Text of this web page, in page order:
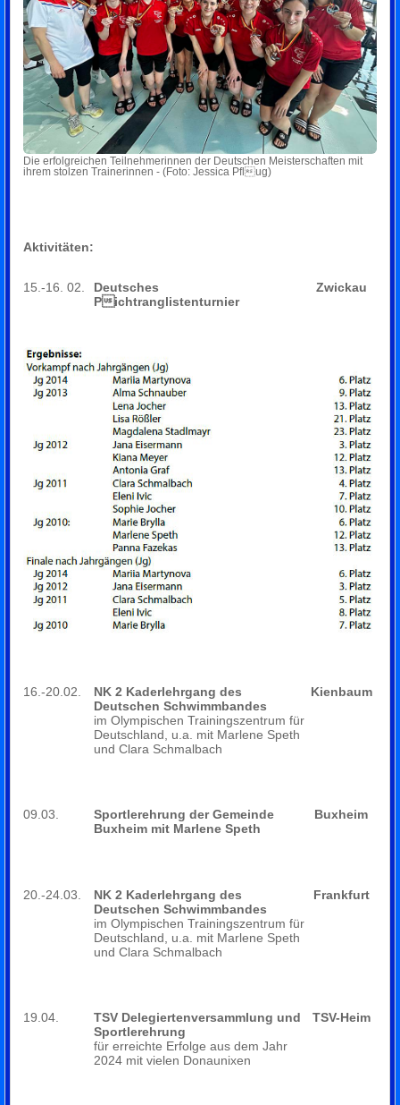
Die erfolgreichen Teilnehmerinnen der Deutschen Meisterschaften mit
ihrem stolzen Trainerinnen - (Foto: Jessica Pflug)
Aktivitäten:
15.-16. 02.
Deutsches
Pichtranglistenturnier
Zwickau
16.-20.02.
NK 2 Kaderlehrgang des
Deutschen Schwimmbandes
im Olympischen Trainingszentrum für
Deutschland, u.a. mit Marlene Speth
und Clara Schmalbach
Kienbaum
09.03.
Sportlerehrung der Gemeinde
Buxheim mit Marlene Speth
Buxheim
20.-24.03.
NK 2 Kaderlehrgang des
Deutschen Schwimmbandes
im Olympischen Trainingszentrum für
Deutschland, u.a. mit Marlene Speth
und Clara Schmalbach
Frankfurt
19.04.
TSV Delegiertenversammlung und
Sportlerehrung
für erreichte Erfolge aus dem Jahr
2024 mit vielen Donaunixen
TSV-Heim